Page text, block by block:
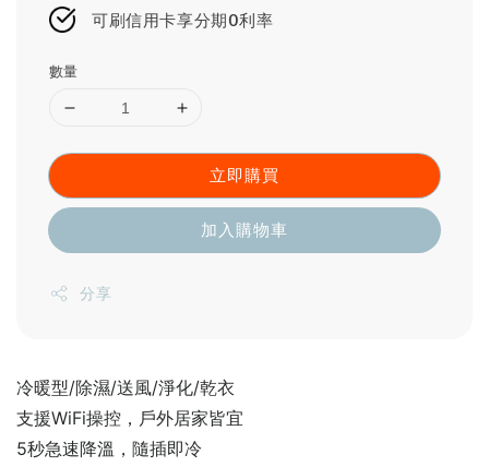
可刷信用卡享分期0利率
數量
立即購買
加入購物車
分享
冷暖型/除濕/送風/淨化/乾衣
支援WiFi操控，戶外居家皆宜
5秒急速降溫，隨插即冷